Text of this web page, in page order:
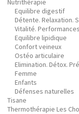
Nutrithérapie
Equilibre digestif
Détente. Relaxation.
Vitalité.
Equilibre lipidique
Confort veineux
Ostéo articulaire
Elimination. Détox.
Femme
Enfants
Défenses naturelles
Tisane
Thermothérapie Les